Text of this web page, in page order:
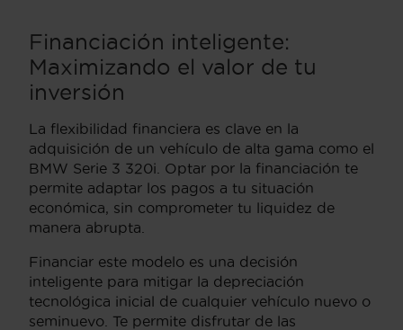
Financiación inteligente:
Maximizando el valor de tu
inversión
La flexibilidad financiera es clave en la
adquisición de un vehículo de alta gama como el
BMW Serie 3 320i. Optar por la financiación te
permite adaptar los pagos a tu situación
económica, sin comprometer tu liquidez de
manera abrupta.
Financiar este modelo es una decisión
inteligente para mitigar la depreciación
tecnológica inicial de cualquier vehículo nuevo o
seminuevo. Te permite disfrutar de las